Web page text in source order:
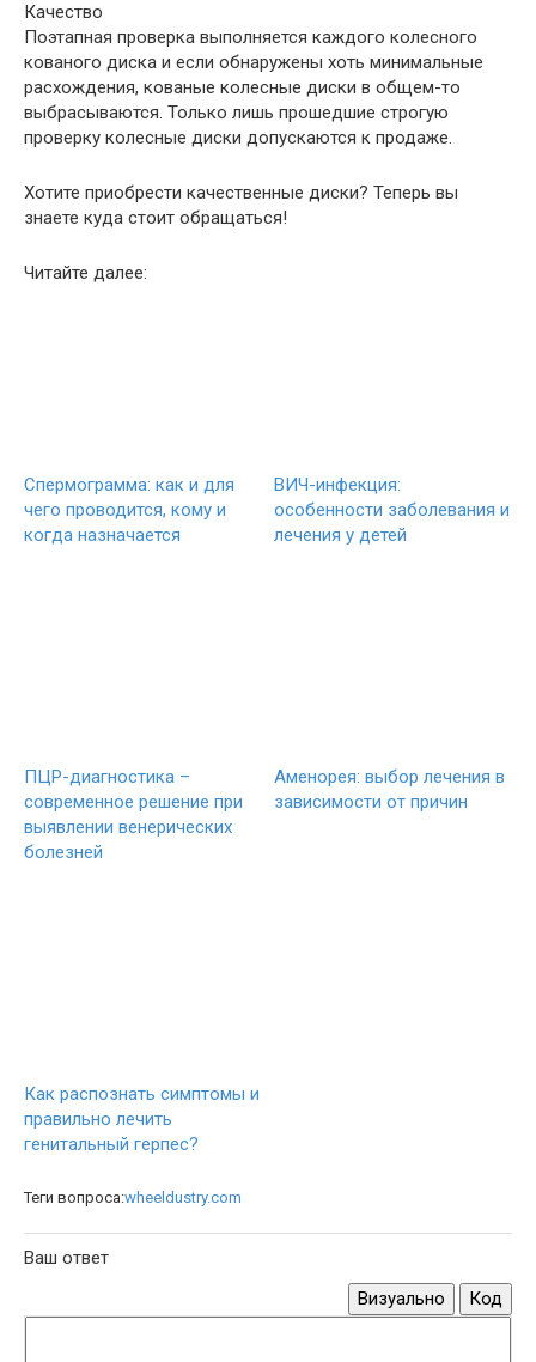
Качество
Поэтапная проверка выполняется каждого колесного
кованого диска и если обнаружены хоть минимальные
расхождения, кованые колесные диски в общем-то
выбрасываются. Только лишь прошедшие строгую
проверку колесные диски допускаются к продаже.
Хотите приобрести качественные диски? Теперь вы
знаете куда стоит обращаться!
Читайте далее:
Спермограмма: как и для
чего проводится, кому и
когда назначается
ВИЧ-инфекция:
особенности заболевания и
лечения у детей
ПЦР-диагностика –
современное решение при
выявлении венерических
болезней
Аменорея: выбор лечения в
зависимости от причин
Как распознать симптомы и
правильно лечить
генитальный герпес?
Теги вопроса:wheeldustry.com
Ваш ответ
Визуально
Код